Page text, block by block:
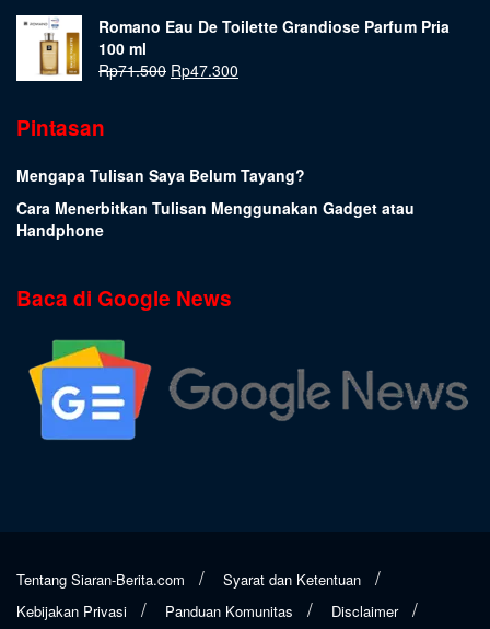
Romano Eau De Toilette Grandiose Parfum Pria
100 ml
Rp71.500 Rp47.300
Pintasan
Mengapa Tulisan Saya Belum Tayang?
Cara Menerbitkan Tulisan Menggunakan Gadget atau
Handphone
Baca di Google News
Tentang Siaran-Berita.com
Syarat dan Ketentuan
Kebijakan Privasi
Panduan Komunitas Disclaimer